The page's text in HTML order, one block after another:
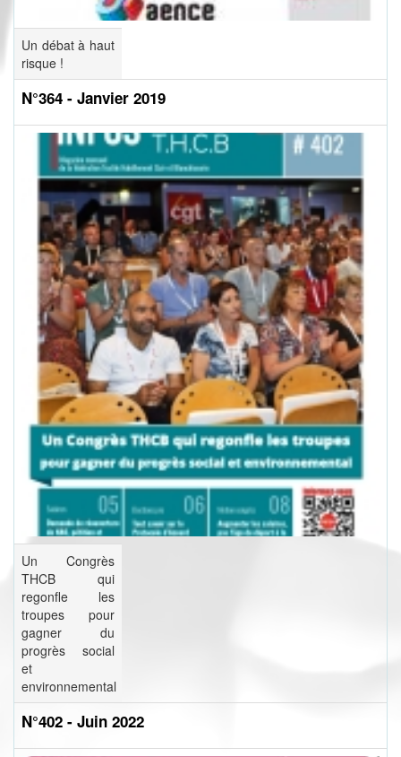
Un débat à haut
risque !
N°364 - Janvier 2019
Un Congrès
THCB qui
regonfle les
troupes pour
gagner du
progrès social
et
environnemental
N°402 - Juin 2022